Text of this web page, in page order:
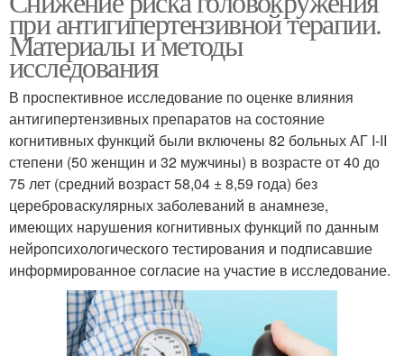
при антигипертензивной терапии.
Материалы и методы
исследования
В проспективное исследование по оценке влияния
антигипертензивных препаратов на состояние
когнитивных функций были включены 82 больных АГ I-II
степени (50 женщин и 32 мужчины) в возрасте от 40 до
75 лет (средний возраст 58,04 ± 8,59 года) без
цереброваскулярных заболеваний в анамнезе,
имеющих нарушения когнитивных функций по данным
нейропсихологического тестирования и подписавшие
информированное согласие на участие в исследование.